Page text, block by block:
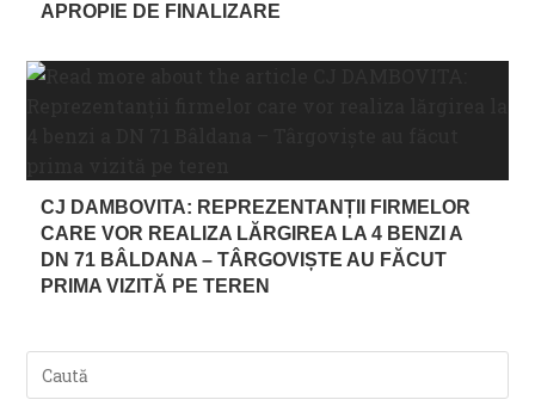
APROPIE DE FINALIZARE
CJ DAMBOVITA: REPREZENTANȚII FIRMELOR
CARE VOR REALIZA LĂRGIREA LA 4 BENZI A
DN 71 BÂLDANA – TÂRGOVIȘTE AU FĂCUT
PRIMA VIZITĂ PE TEREN